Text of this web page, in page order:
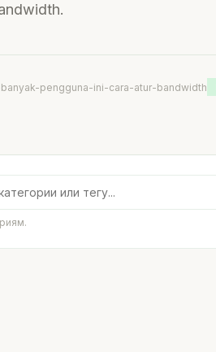
pengguna-ini-cara-atur-bandwidth